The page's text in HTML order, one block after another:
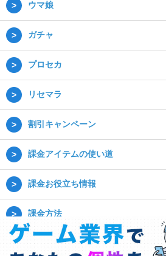
ウマ娘
ガチャ
プロセカ
リセマラ
割引キャンペーン
課金アイテムの使い道
課金お役立ち情報
課金方法